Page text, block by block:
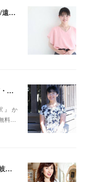
【GOLD】矢島希代子 （横浜・湘南地区/遠隔セラピー可）
【GOLD】津波古 知子（東京都八王子市・遠隔セラピー可）
』 か
料…
【GOLD】LUCIA(ルチア) （愛知県・岐阜県・沖縄県・遠隔セラピー可）